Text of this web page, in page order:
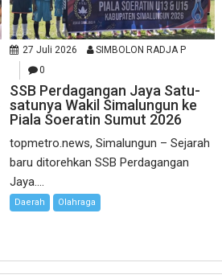
27 Juli 2026
SIMBOLON RADJA P
0
SSB Perdagangan Jaya Satu-
satunya Wakil Simalungun ke
Piala Soeratin Sumut 2026
topmetro.news, Simalungun – Sejarah
baru ditorehkan SSB Perdagangan
Jaya....
Daerah Olahraga